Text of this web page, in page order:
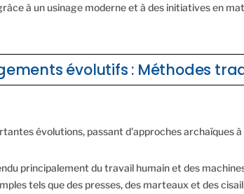
à un usinage moderne et à des initiatives en
évolutifs : Méthodes
évolutions, passant d'approches archaïques
principalement du travail humain et des
tels que des presses, des marteaux et des